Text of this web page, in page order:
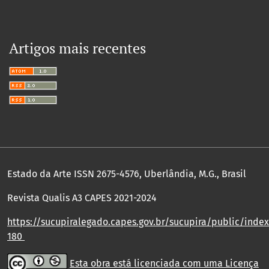
Artigos mais recentes
Estado da Arte ISSN 2675-4576, Uberlândia, M.G., Brasil
Revista Qualis A3 CAPES 2021-2024
https://sucupiralegado.capes.gov.br/sucupira/public/
180
Esta obra está licenciada com uma Licença